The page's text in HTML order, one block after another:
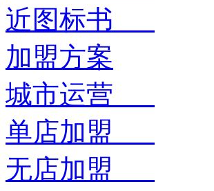
近图标书
加盟方案
城市运营
单店加盟
无店加盟